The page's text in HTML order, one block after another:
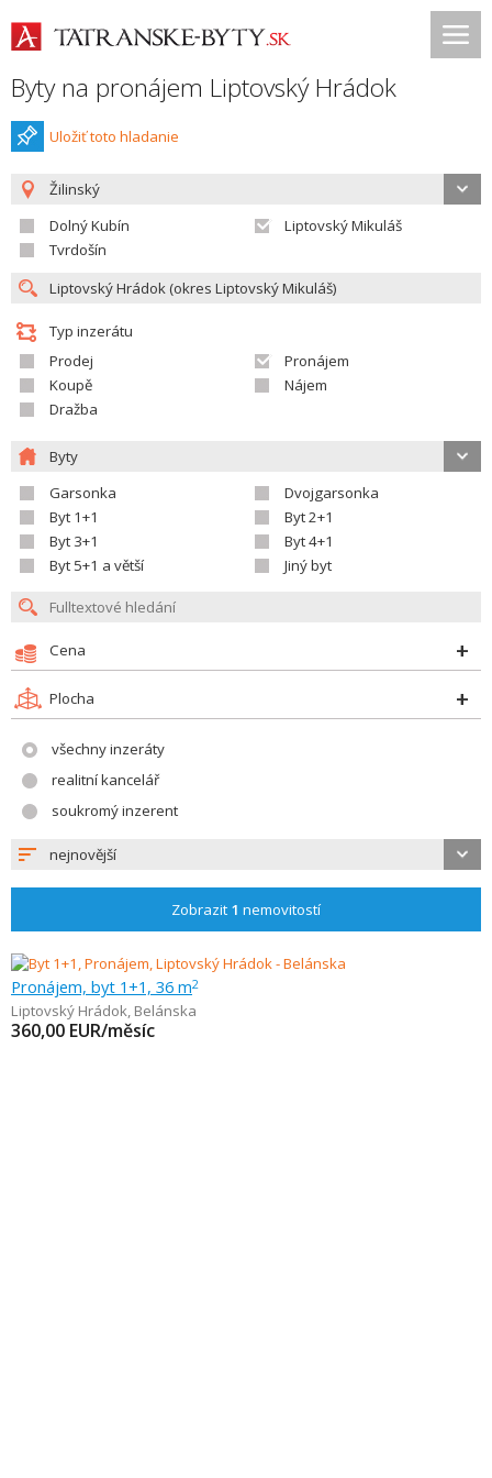
Byty na pronájem Liptovský Hrádok
Uložiť toto hladanie
Žilinský
Dolný Kubín
Liptovský Mikuláš
Tvrdošín
Typ inzerátu
Prodej
Pronájem
Koupě
Nájem
Dražba
Byty
Garsonka
Dvojgarsonka
Byt 1+1
Byt 2+1
Byt 3+1
Byt 4+1
Byt 5+1 a větší
Jiný byt
Cena
Plocha
všechny inzeráty
realitní kancelář
soukromý inzerent
nejnovější
Zobrazit 1 nemovitostí
Pronájem, byt 1+1, 36 m2
Liptovský Hrádok, Belánska
360,00 EUR/měsíc